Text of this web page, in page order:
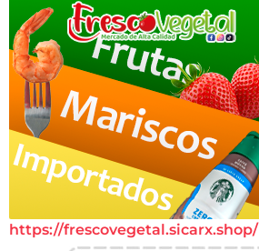
https://frescovegetal.sicarx.shop/